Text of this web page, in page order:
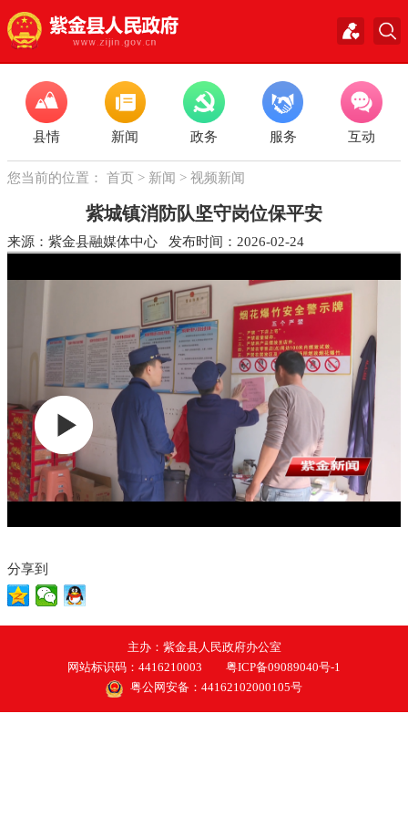
县情 新闻 政务 服务 互动
您当前的位置： 首页 > 新闻 > 视频新闻
紫城镇消防队坚守岗位保平安
来源：紫金县融媒体中心 发布时间：2026-02-24
分享到
主办：紫金县人民政府办公室
网站标识码：4416210003
粤ICP备09089040号-1
粤公网安备：44162102000105号